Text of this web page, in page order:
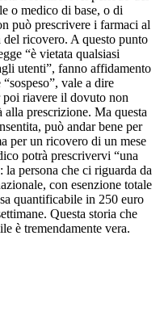
o medico di base, o di
può prescrivere i farmaci al
ricovero. A questo punto
“è vietata qualsiasi
utenti”, fanno affidamento
vale a dire
poi riavere il dovuto non
prescrizione. Ma questa
può andar bene per
per un ricovero di un mese
potrà prescrivervi “una
persona che ci riguarda da
con esenzione totale
quantificabile in 250 euro
Questa storia che
è tremendamente vera.